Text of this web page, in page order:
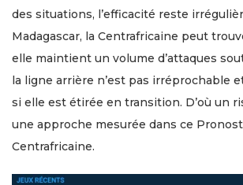
des situations, l’efficacité reste
Madagascar, la Centrafricaine peut
elle maintient un volume d’attaques
la ligne arrière n’est pas irréprochable
si elle est étirée en transition. D’où un
une approche mesurée dans ce
Centrafricaine.